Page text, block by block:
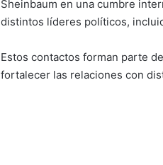
Sheinbaum en una cumbre
distintos líderes políticos,
Estos contactos forman parte
fortalecer las relaciones con